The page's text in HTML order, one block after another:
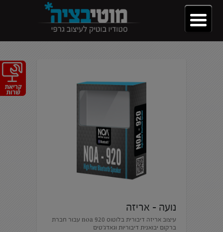
נועה – אריזה
עיצוב אריזה דיבורית בלוטוס noa 920 עבור חברת
ברקום יבואנית דיבוריות וגאדג׳טים